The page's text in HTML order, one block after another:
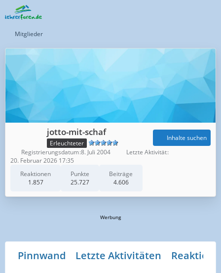
Mitglieder
jotto-mit-schaf
Erleuchteter
Reaktionen
1.857
Punkte
25.727
Beiträge
4.606
Inhalte suchen
Registrierungsdatum 8. Juli 2004
Letzte Aktivität
20. Februar 2026 17:35
Werbung
Pinnwand Letzte Aktivitäten